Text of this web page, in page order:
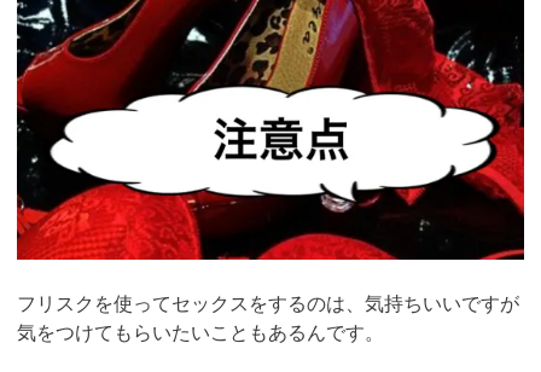
フリスクを使ってセックスをするのは、気持ちいいですが
気をつけてもらいたいこともあるんです。